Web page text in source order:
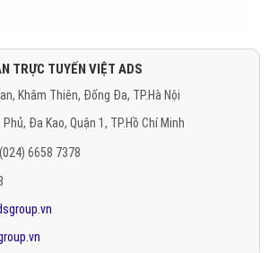
TRỰC TUYẾN VIỆT ADS
Khâm Thiên, Đống Đa, TP.Hà Nội
Đa Kao, Quận 1, TP.Hồ Chí Minh
6658 7378